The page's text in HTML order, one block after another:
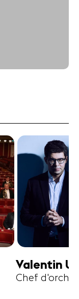
Amihai
Alto